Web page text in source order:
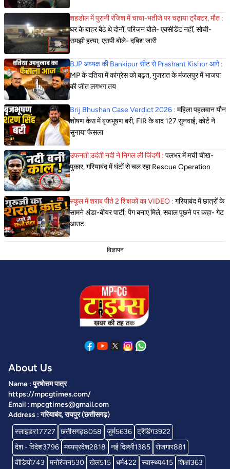
शहडोल में पुरानी रंजिश में चाचा-भतीजे पर चढ़ाया ट्रैक्टर, मौत :
घर के बाहर बैठे थे दोनों, परिजन बोले- एक्सीडेंट नहीं, सोची-
समझी हत्या; एसपी बोले- दबिश जारी
BJP अध्यक्ष की Bankipur सीट से Prashant Kishor आगे :
MP के दतिया में कांग्रेस को बढ़त, गुजरात के मंजलपुर में भाजपा
की जीत लगभग तय
Brij Bhushan Case Verdict 2026 : महिला पहलवान यौन
शोषण केस में बृजभूषण बरी, FIR के बाद 127 सुनवाई, कोर्ट ने
सुनाया फैसला
उफनती उदंती नदी ने निगल ली जिंदगी : पलभर में मची चीख-
पुकार, गरियाबंद में घंटों से चल रहा Rescue Operation
स्कूल में शराब पीते 2 शिक्षकों का VIDEO : गरियाबंद में छात्रों के
सामने अंडा-बीयर पार्टी; पैग बनाए मिले, सवाल पूछने पर कहा- गेट
आउट
विज्ञापन
About Us
Name : पुरषोत्तम पात्र
https://mpcgtimes.com/
Email : mpcgtimes@gmail.com
Address : गरियाबंद, रायपुर (छत्तीसगढ़)
स्लाइडर17727 छत्तीसगढ़8058 जुर्म5636 ट्रेंडिंग3922
देश - विदेश3796 मध्यप्रदेश2818 नई दिल्ली1385 रोजगार881
वीडियो743 मनोरंजन530 खेल515 धर्म422 स्वास्थ्य415 शिक्षा363